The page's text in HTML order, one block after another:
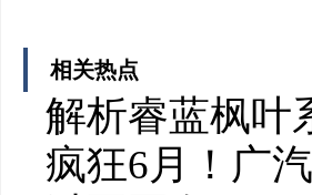
相关热点
解析睿蓝枫叶
疯狂6月！广